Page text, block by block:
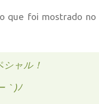
que foi mostrado
シャル！
｀)ﾉ